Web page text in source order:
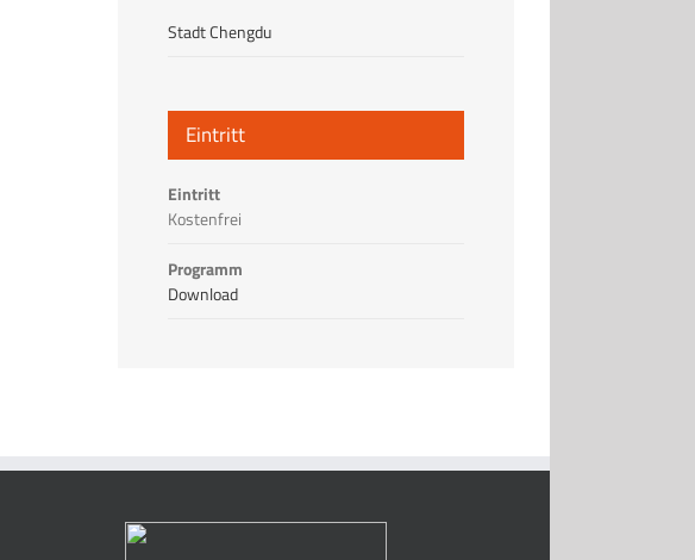
Stadt Chengdu
Eintritt
Eintritt
Kostenfrei
Programm
Download